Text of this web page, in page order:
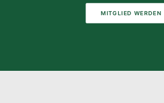
MITGLIED WERDEN